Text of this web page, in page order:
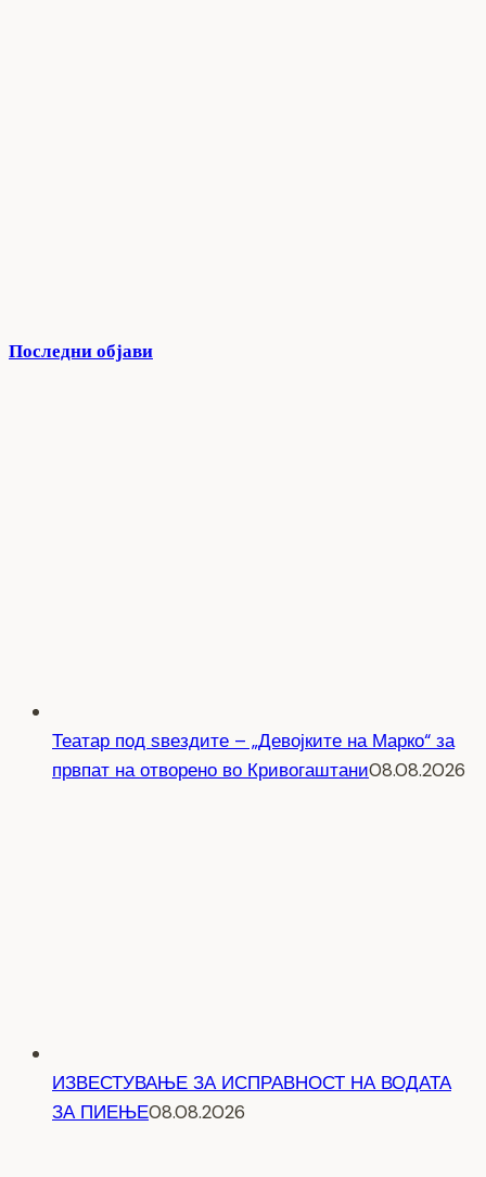
Последни објави
Театар под ѕвездите – „Девојките на Марко“ за
првпат на отворено во Кривогаштани08.08.2026
ИЗВЕСТУВАЊЕ ЗА ИСПРАВНОСТ НА ВОДАТА
ЗА ПИЕЊЕ08.08.2026